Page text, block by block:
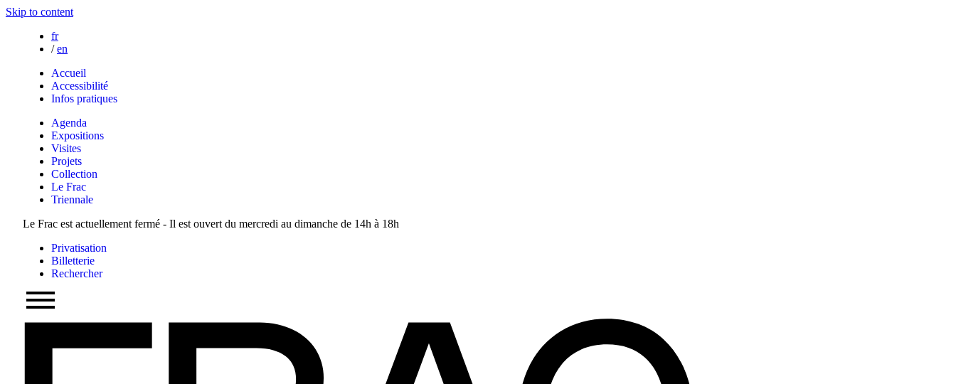
Skip to content
fr
/ en
Accueil
Accessibilité
Infos pratiques
Agenda
Expositions
Visites
Projets
Collection
Le Frac
Triennale
Le Frac est actuellement fermé - Il est ouvert du mercredi au dimanche de 14h à 18h
Privatisation
Billetterie
Rechercher